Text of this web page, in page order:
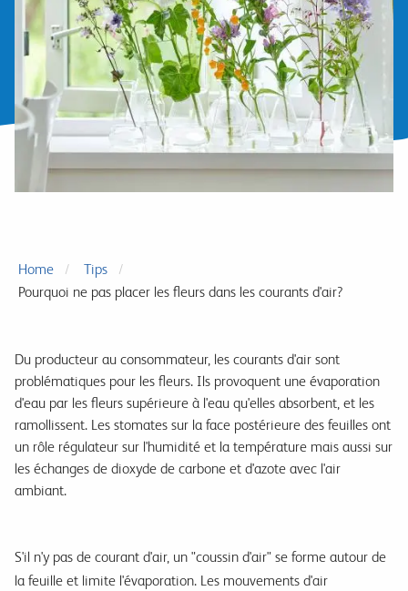
Home
Tips
Pourquoi ne pas placer les fleurs dans les courants d'air?
Du producteur au consommateur, les courants d'air sont
problématiques pour les fleurs. Ils provoquent une évaporation
d'eau par les fleurs supérieure à l'eau qu'elles absorbent, et les
ramollissent. Les stomates sur la face postérieure des feuilles ont
un rôle régulateur sur l'humidité et la température mais aussi sur
les échanges de dioxyde de carbone et d'azote avec l'air
ambiant.
S'il n'y pas de courant d'air, un "coussin d'air" se forme autour de
la feuille et limite l'évaporation. Les mouvements d'air